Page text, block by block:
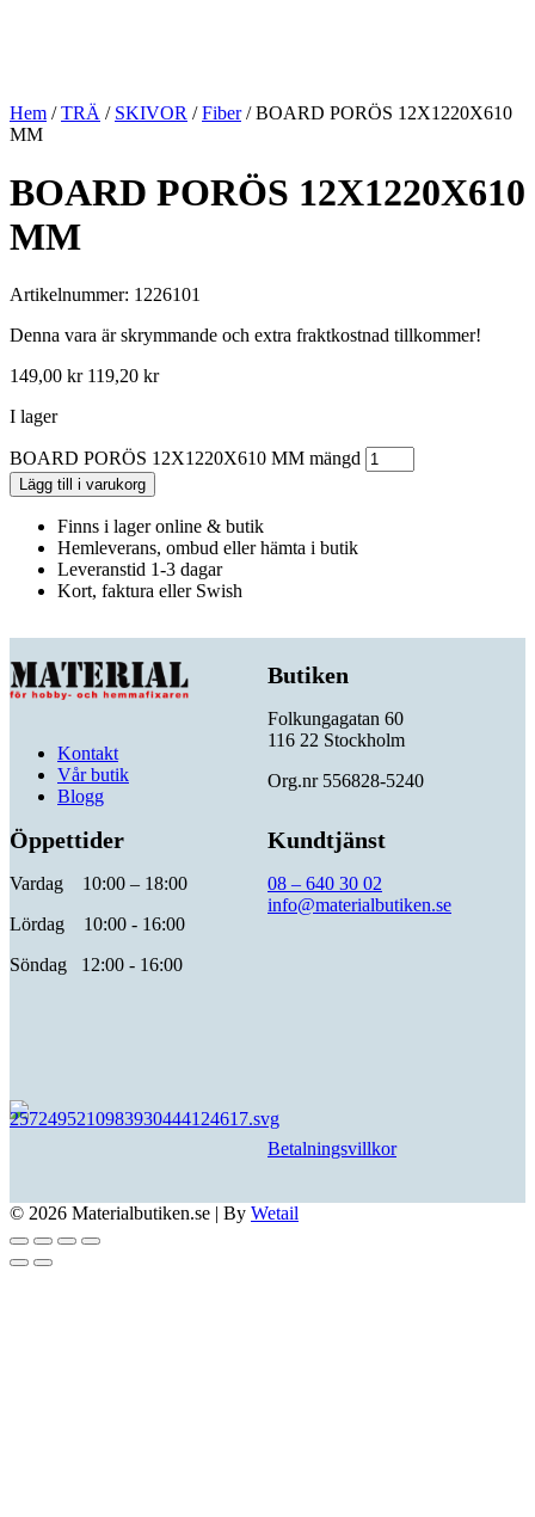
Hem /TRÄ / SKIVOR /Fiber/ BOARD PORÖS 12X1220X610
MM
BOARD PORÖS 12X1220X610
MM
Artikelnummer: 1226101
Denna vara är skrymmande och extra fraktkostnad tillkommer!
149,00 kr 119,20 kr
I lager
BOARD PORÖS 12X1220X610 MM mängd
Lägg till i varukorg
Finns i lager online & butik
Hemleverans, ombud eller hämta i butik
Leveranstid 1-3 dagar
Kort, faktura eller Swish
Kontakt
Vår butik
Blogg
Butiken
Folkungagatan 60
116 22 Stockholm
Org.nr 556828-5240
Öppettider
Vardag 10:00 – 18:00
Lördag 10:00 - 16:00
Söndag 12:00 - 16:00
Kundtjänst
08 – 640 30 02
info@materialbutiken.se
Betalningsvillkor
© 2026 Materialbutiken.se | By Wetail